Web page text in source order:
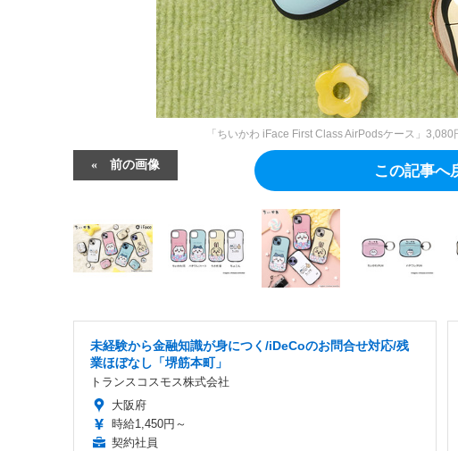
「ちいかわ iFace First Class AirPodsケース」
前の画像 この記事へ
未経験から金融知識が身につく/iDeCoのお問合せ対応/残
業ほぼなし「堺筋本町」
トランスコスモス株式会社
大阪府
時給1,450円～
契約社員